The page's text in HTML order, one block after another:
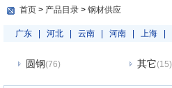
首页 > 产品目录 > 钢材供应
广东 河北 云南 河南 上海
圆钢(76) 其它(15)